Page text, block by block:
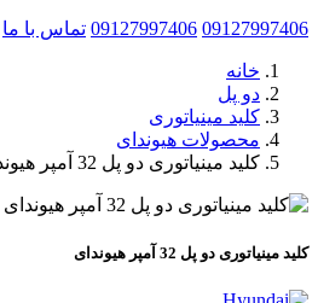
09127997406
09127997406 تماس با ما
خانه
دو پل
کلید مینیاتوری
محصولات هیوندای
کلید مینیاتوری دو پل 32 آمپر هیوندای
کلید مینیاتوری دو پل 32 آمپر هیوندای